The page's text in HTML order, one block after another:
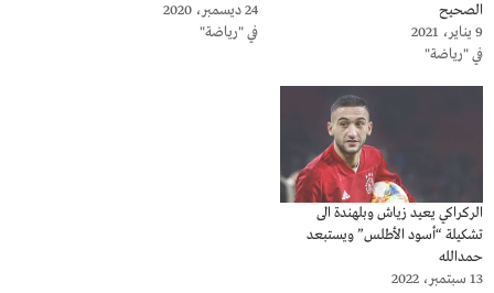
الصحيح
9 يناير، 2021
في "رياضة"
24 ديسمبر، 2020
في "رياضة"
الركراكي يعيد زياش وبلهندة الى
تشكيلة “أسود الأطلس” ويستبعد
حمدالله
13 سبتمبر، 2022